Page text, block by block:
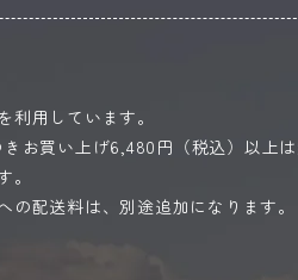
利用しています。
お買い上げ6,480円（税込）以上
の配送料は、別途追加になります。